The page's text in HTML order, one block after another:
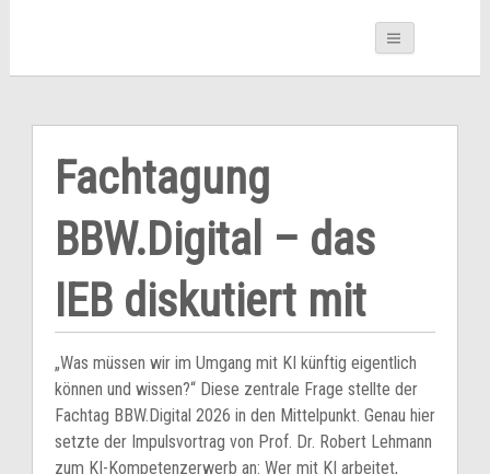
Fachtagung
BBW.Digital – das
IEB diskutiert mit
„Was müssen wir im Umgang mit KI künftig eigentlich
können und wissen?“ Diese zentrale Frage stellte der
Fachtag BBW.Digital 2026 in den Mittelpunkt. Genau hier
setzte der Impulsvortrag von Prof. Dr. Robert Lehmann
zum KI-Kompetenzerwerb an: Wer mit KI arbeitet,